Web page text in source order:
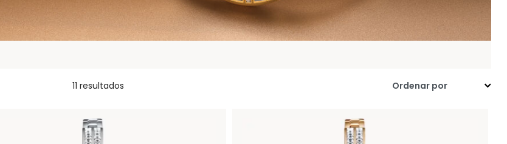
11 resultados